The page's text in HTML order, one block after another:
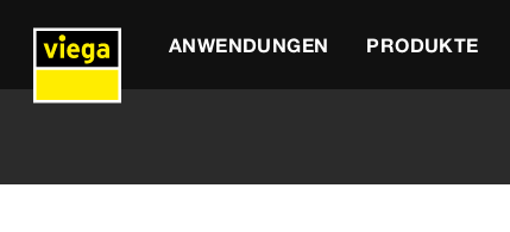
ANWENDUNGEN PRODUKTE